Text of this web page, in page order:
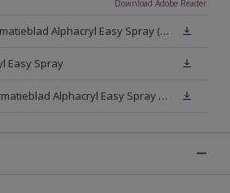
Download Adobe Reader
Technisch Informatieblad Alphacryl Easy Spray (PDF)
Easy Spray
Veiligheidsinformatieblad Alphacryl Easy Spray White W05 (MSDS)